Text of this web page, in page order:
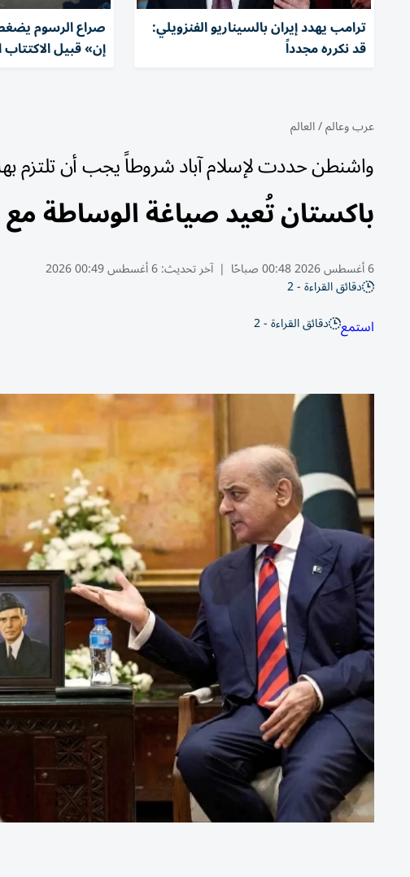
ترامب يهدد إيران بالسيناريو الفنزويلي:
قد نكرره مجدداً
صراع الرسوم
إن» قبيل
عرب وعالم/العالم
واشنطن حددت لإسلام آباد شروطاً يجب أن تلتزم
باكستان تُعيد صياغة الوساطة
6 أغسطس 2026 00:48 صباحًا | آخر تحديث:6 أغسطس 00:49 2026
دقائق القراءة - 2
استمع دقائق القراءة - 2